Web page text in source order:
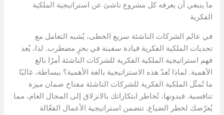
ما ينبغي أن يعرفه كل مشروع ناشئ عن استراتيجية الملكية
الفكرية
في عالم الشركات الناشئة سريع الخطى، يُشبه التعامل مع
تحديات الملكية الفكرية قيادة سفينة في بحرٍ مضطرب. لذا، يُعد
فهم استراتيجية الملكية الفكرية للشركات الناشئة أمرًا بالغ
الأهمية. لماذا تُعدّ هذه الاستراتيجية بالغة الأهمية؟ ببساطة، غالبًا
ما تُمثّل الملكية الفكرية للشركات الناشئة مفتاح ضمان ميزة
تنافسية. فبدونها، تُخاطر ابتكاراتك بالانزلاق إلى المجال العام، مما
يُعرّضك لخطر الضياع. تتضمن استراتيجية الأعمال الفعّالة